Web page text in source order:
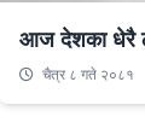
आज देशका धेरै
चैत्र ८ गते २०८१